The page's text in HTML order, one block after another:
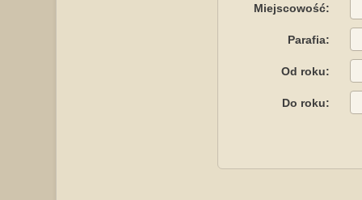
Miejscowość:
Parafia:
Od roku:
Do roku: